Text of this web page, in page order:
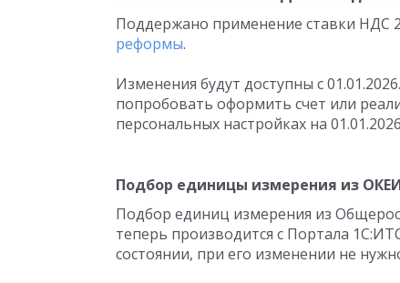
Поддержано применение ставки НДС
реформы.
Изменения будут доступны с
попробовать оформить счет или
персональных настройках на
Подбор единицы измерения из
Подбор единиц измерения из
теперь производится с Портала
состоянии, при его изменении не